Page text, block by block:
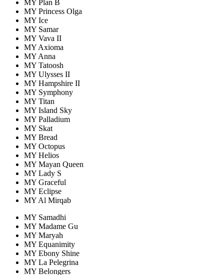
MY Plan B
MY Princess Olga
MY Ice
MY Samar
MY Vava II
MY Axioma
MY Anna
MY Tatoosh
MY Ulysses II
MY Hampshire II
MY Symphony
MY Titan
MY Island Sky
MY Palladium
MY Skat
MY Bread
MY Octopus
MY Helios
MY Mayan Queen
MY Lady S
MY Graceful
MY Eclipse
MY Al Mirqab
MY Samadhi
MY Madame Gu
MY Maryah
MY Equanimity
MY Ebony Shine
MY La Pelegrina
MY Belongers